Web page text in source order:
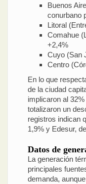
Buenos
conurbano
Litoral
Comahue
+2,4%
Cuyo (San
Centro
En lo que
de la ciudad
implicaron al
totalizaron un
registros indican
1,9% y Edesur,
Datos de
La generación
principales
demanda,